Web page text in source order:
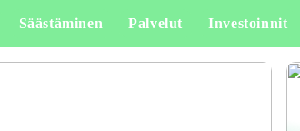
Säästäminen Palvelut Investoinnit